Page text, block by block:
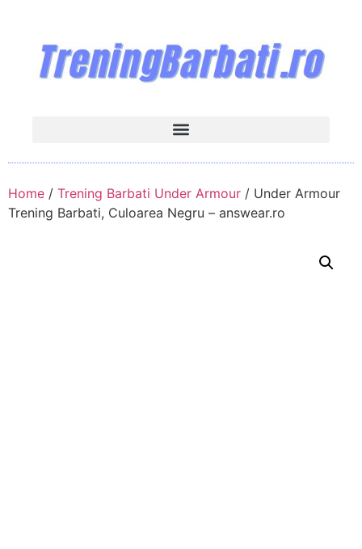
Home / Trening Barbati Under Armour / Under Armour
Trening Barbati, Culoarea Negru – answear.ro